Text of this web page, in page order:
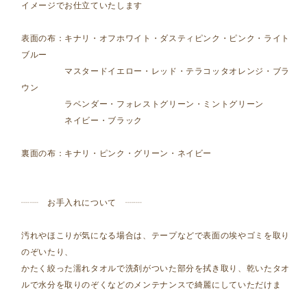
イメージでお仕立ていたします
表面の布：キナリ・オフホワイト・ダスティピンク・ピンク・ライト
ブルー
マスタードイエロー・レッド・テラコッタオレンジ・ブラ
ウン
ラベンダー・フォレストグリーン・ミントグリーン
ネイビー・ブラック
裏面の布：キナリ・ピンク・グリーン・ネイビー
┈┈ お手入れについて ┈┈
汚れやほこりが気になる場合は、テープなどで表面の埃やゴミを取り
のぞいたり、
かたく絞った濡れタオルで洗剤がついた部分を拭き取り、乾いたタオ
ルで水分を取りのぞくなどのメンテナンスで綺麗にしていただけま